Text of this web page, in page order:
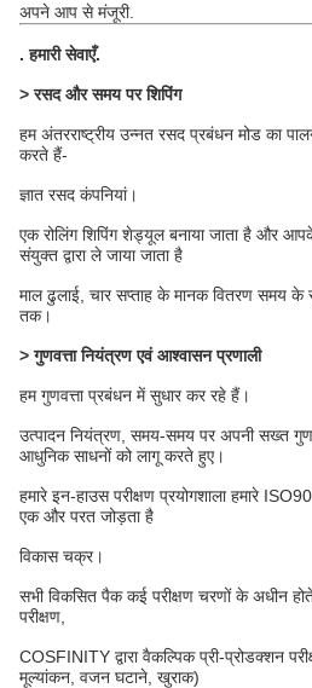
अपने आप से मंजूरी.
. हमारी सेवाएँ.
> रसद और समय पर शिपिंग
हम अंतरराष्ट्रीय उन्नत रसद प्रबंधन मोड का
करते हैं-
ज्ञात रसद कंपनियां।
एक रोलिंग शिपिंग शेड्यूल बनाया जाता है और
संयुक्त द्वारा ले जाया जाता है
माल ढुलाई, चार सप्ताह के मानक वितरण समय
तक।
> गुणवत्ता नियंत्रण एवं आश्वासन प्रणाली
हम गुणवत्ता प्रबंधन में सुधार कर रहे हैं।
उत्पादन नियंत्रण, समय-समय पर अपनी सख्त
आधुनिक साधनों को लागू करते हुए।
हमारे इन-हाउस परीक्षण प्रयोगशाला हमारे
एक और परत जोड़ता है
विकास चक्र।
सभी विकसित पैक कई परीक्षण चरणों के अधीन होते हैंः
परीक्षण,
COSFINITY द्वारा वैकल्पिक प्री-प्रोडक्शन
मूल्यांकन, वजन घटाने, खुराक)